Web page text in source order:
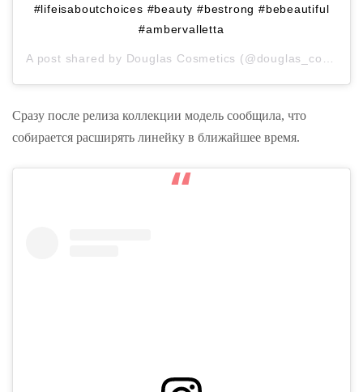
#lifeisaboutchoices #beauty #bestrong #bebeautiful
#ambervalletta
A post shared by Douglas Cosmetics (@douglas_cosmetics) on
Сразу после релиза коллекции модель сообщила, что
собирается расширять линейку в ближайшее время.